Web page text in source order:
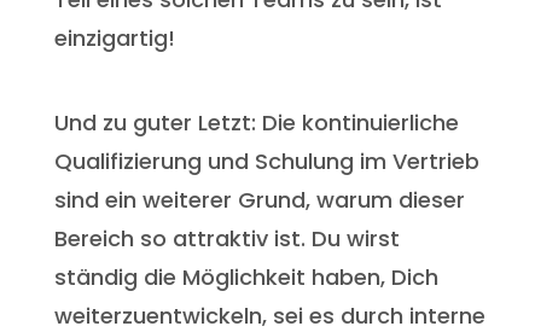
einzigartig!
Und zu guter Letzt: Die kontinuierliche
Qualifizierung und Schulung im Vertrieb
sind ein weiterer Grund, warum dieser
Bereich so attraktiv ist. Du wirst
ständig die Möglichkeit haben, Dich
weiterzuentwickeln, sei es durch interne